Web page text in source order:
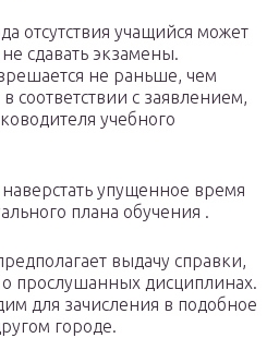
отсутствия учащийся может
сдавать экзамены.
не раньше, чем
соответствии с заявлением,
учебного
упущенное время
плана обучения .
выдачу справки,
прослушанных дисциплинах.
для зачисления в подобное
городе.